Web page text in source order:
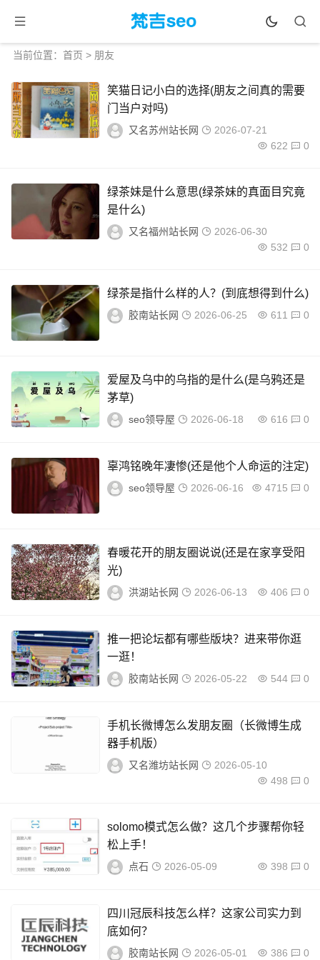
当前位置： 首页 > 朋友
笑猫日记小白的选择(朋友之间真的需要
门当户对吗)
又名苏州站长网
2026-07-21
622
0
绿茶妹是什么意思(绿茶妹的真面目究竟
是什么)
又名福州站长网
2026-06-30
532
0
绿茶是指什么样的人？(到底想得到什么)
胶南站长网 2026-06-25 611 0
爱屋及乌中的乌指的是什么(是乌鸦还是
茅草)
seo领导屋 2026-06-18 616 0
辜鸿铭晚年凄惨(还是他个人命运的注定)
seo领导屋 2026-06-16 4715 0
春暖花开的朋友圈说说(还是在家享受阳
光)
洪湖站长网 2026-06-13 406 0
推一把论坛都有哪些版块？进来带你逛
一逛！
胶南站长网 2026-05-22 544 0
手机长微博怎么发朋友圈（长微博生成
器手机版）
又名潍坊站长网
2026-05-10
498
0
solomo模式怎么做？这几个步骤帮你轻
松上手！
点石 2026-05-09 398 0
四川冠辰科技怎么样？这家公司实力到
底如何？
胶南站长网 2026-05-01 386 0